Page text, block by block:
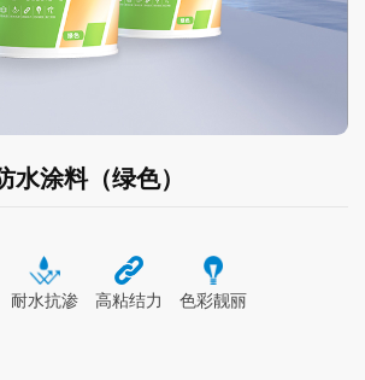
水涂料（绿色）
耐水抗渗 高粘结力 色彩靓丽